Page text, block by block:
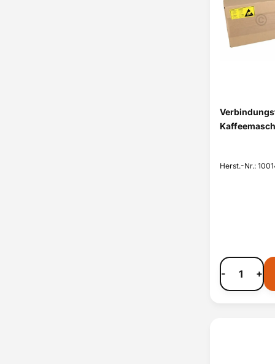
Herst.-Nr.:
- +